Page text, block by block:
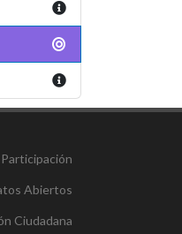
Participación
Abiertos
Ciudadana